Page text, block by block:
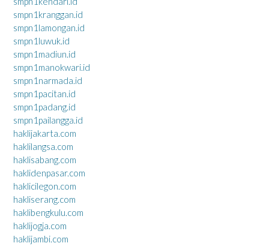
smpn1kranggan.id
smpn1lamongan.id
smpn1luwuk.id
smpn1madiun.id
smpn1manokwari.id
smpn1narmada.id
smpn1pacitan.id
smpn1padang.id
smpn1pailangga.id
haklijakarta.com
haklilangsa.com
haklisabang.com
haklidenpasar.com
haklicilegon.com
hakliserang.com
haklibengkulu.com
haklijogja.com
haklijambi.com